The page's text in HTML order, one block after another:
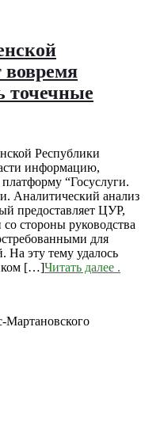
вовремя
точечные
Республики
информацию,
“Госуслуги.
Аналитический анализ
предоставляет ЦУР,
стороны руководства
для
На эту тему удалось
[…]Читать далее .
Мартановского